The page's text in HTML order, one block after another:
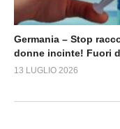
Germania – Stop
donne incinte! Fuori
13 LUGLIO 2026